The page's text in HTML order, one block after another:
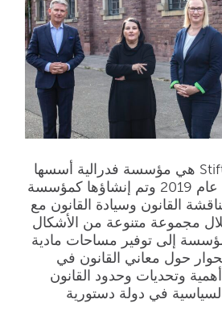
Stiftung Forum Recht هي مؤسسة فدرالية أسسها
البرلمان الألماني في عام 2019 وتم إنشاؤها كمؤسسة
القانون وسيادة القانون مع
مجموعة متنوعة من الأشكال
إلى توفير مساحات مادية
حول معاني القانون في
وتحديات وحدود القانون
في دولة دستورية